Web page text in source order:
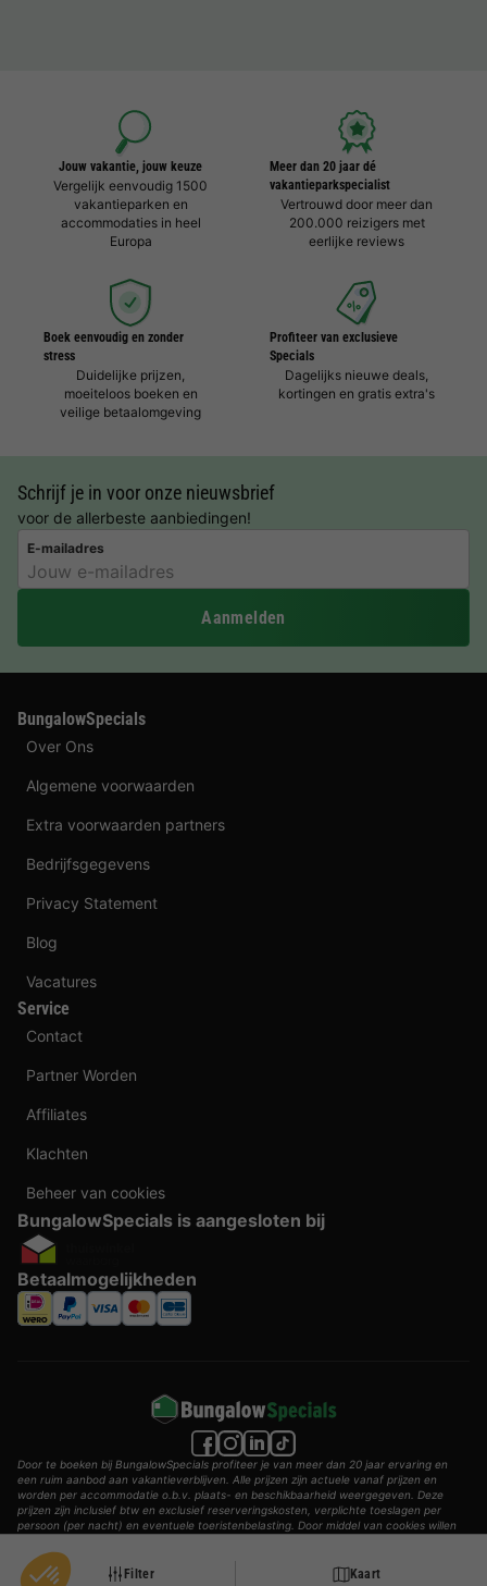
Filter Kaart
Jouw vakantie, jouw keuze
Vergelijk eenvoudig 1500
vakantieparken en
accommodaties in heel
Europa
Meer dan 20 jaar dé
vakantieparkspecialist
Vertrouwd door meer dan
200.000 reizigers met
eerlijke reviews
Boek eenvoudig en zonder
stress
Duidelijke prijzen,
moeiteloos boeken en
veilige betaalomgeving
Profiteer van exclusieve
Specials
Dagelijks nieuwe deals,
kortingen en gratis extra's
Schrijf je in voor onze nieuwsbrief
voor de allerbeste aanbiedingen!
E-mailadres
Aanmelden
BungalowSpecials
Over Ons
Algemene voorwaarden
Extra voorwaarden partners
Bedrijfsgegevens
Privacy Statement
Blog
Vacatures
Service
Contact
Partner Worden
Affiliates
Klachten
Beheer van cookies
BungalowSpecials is aangesloten bij
Betaalmogelijkheden
Door te boeken bij BungalowSpecials profiteer je van meer dan 20 jaar ervaring en
een ruim aanbod aan vakantieverblijven. Alle prijzen zijn actuele vanaf prijzen en
worden per accommodatie o.b.v. plaats- en beschikbaarheid weergegeven. Deze
prijzen zijn inclusief btw en exclusief reserveringskosten, verplichte toeslagen per
persoon (per nacht) en eventuele toeristenbelasting. Door middel van cookies willen
© 2002 - 2025 AddGuests B.V. Alle rechten voorbehouden.